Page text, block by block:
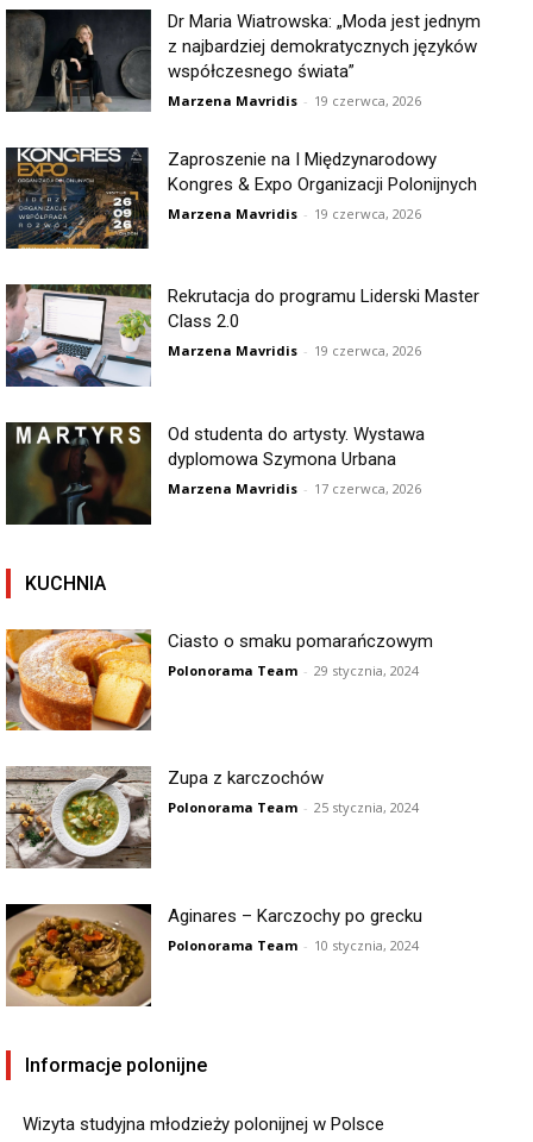
Dr Maria Wiatrowska: „Moda jest jednym
z najbardziej demokratycznych języków
współczesnego świata”
Marzena Mavridis - 19 czerwca, 2026
Zaproszenie na I Międzynarodowy
Kongres & Expo Organizacji Polonijnych
Marzena Mavridis - 19 czerwca, 2026
Rekrutacja do programu Liderski Master
Class 2.0
Marzena Mavridis - 19 czerwca, 2026
Od studenta do artysty. Wystawa
dyplomowa Szymona Urbana
Marzena Mavridis - 17 czerwca, 2026
KUCHNIA
Ciasto o smaku pomarańczowym
Polonorama Team - 29 stycznia, 2024
Zupa z karczochów
Polonorama Team - 25 stycznia, 2024
Aginares – Karczochy po grecku
Polonorama Team - 10 stycznia, 2024
Informacje polonijne
Wizyta studyjna młodzieży polonijnej w Polsce